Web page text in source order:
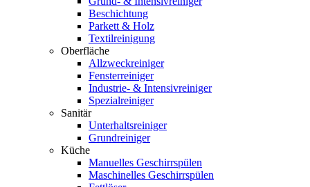
Beschichtung
Parkett & Holz
Textilreinigung
Oberfläche
Allzweckreiniger
Fensterreiniger
Industrie- & Intensivreiniger
Spezialreiniger
Sanitär
Unterhaltsreiniger
Grundreiniger
Küche
Manuelles Geschirrspülen
Maschinelles Geschirrspülen